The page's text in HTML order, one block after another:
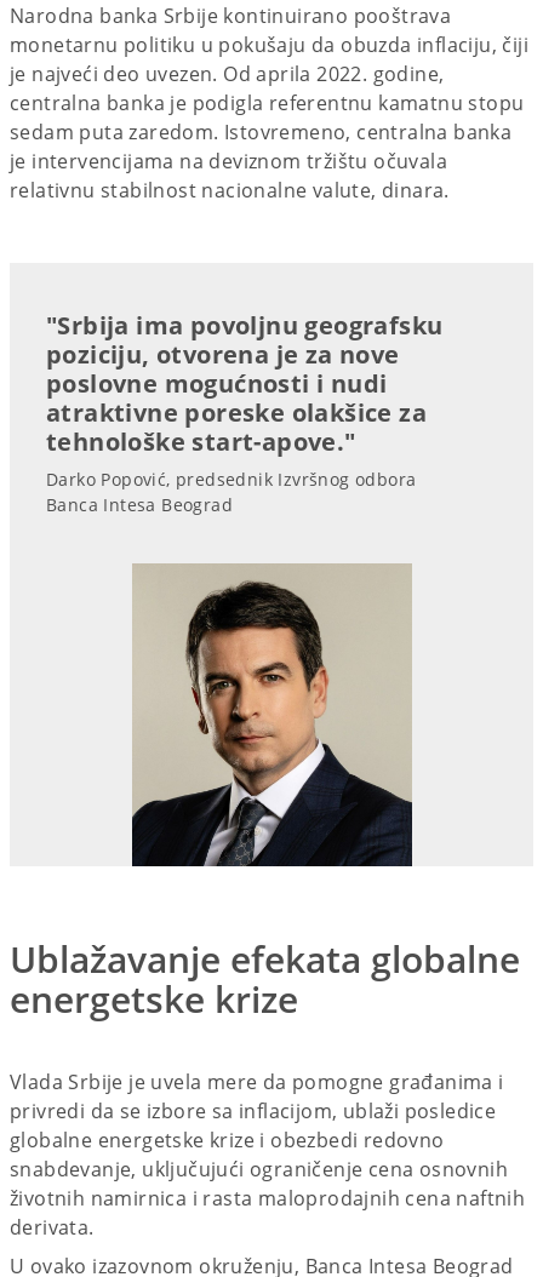
Narodna banka Srbije kontinuirano pooštrava
monetarnu politiku u pokušaju da obuzda inflaciju, čiji
je najveći deo uvezen. Od aprila 2022. godine,
centralna banka je podigla referentnu kamatnu stopu
sedam puta zaredom. Istovremeno, centralna banka
je intervencijama na deviznom tržištu očuvala
relativnu stabilnost nacionalne valute, dinara.
"Srbija ima povoljnu geografsku
poziciju, otvorena je za nove
poslovne mogućnosti i nudi
atraktivne poreske olakšice za
tehnološke start-apove."
Darko Popović, predsednik Izvršnog odbora
Banca Intesa Beograd
Ublažavanje efekata globalne
energetske krize
Vlada Srbije je uvela mere da pomogne građanima i
privredi da se izbore sa inflacijom, ublaži posledice
globalne energetske krize i obezbedi redovno
snabdevanje, uključujući ograničenje cena osnovnih
životnih namirnica i rasta maloprodajnih cena naftnih
derivata.
U ovako izazovnom okruženju, Banca Intesa Beograd